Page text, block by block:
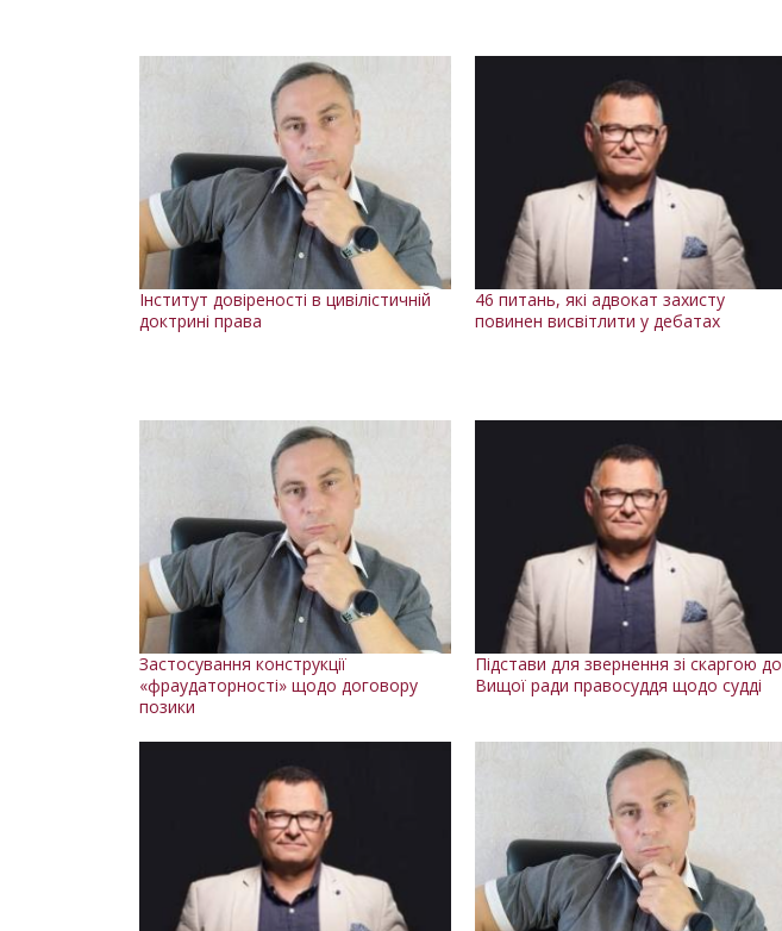
Інститут довіреності в цивілістичній
доктрині права
46 питань, які адвокат захисту
повинен висвітлити у дебатах
Застосування конструкції
«фраудаторності» щодо договору
позики
Підстави для звернення зі скаргою до
Вищої ради правосуддя щодо судді